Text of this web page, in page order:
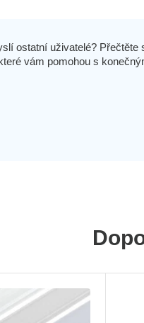
ostatní uživatelé? Přečtěte
vám pomohou s